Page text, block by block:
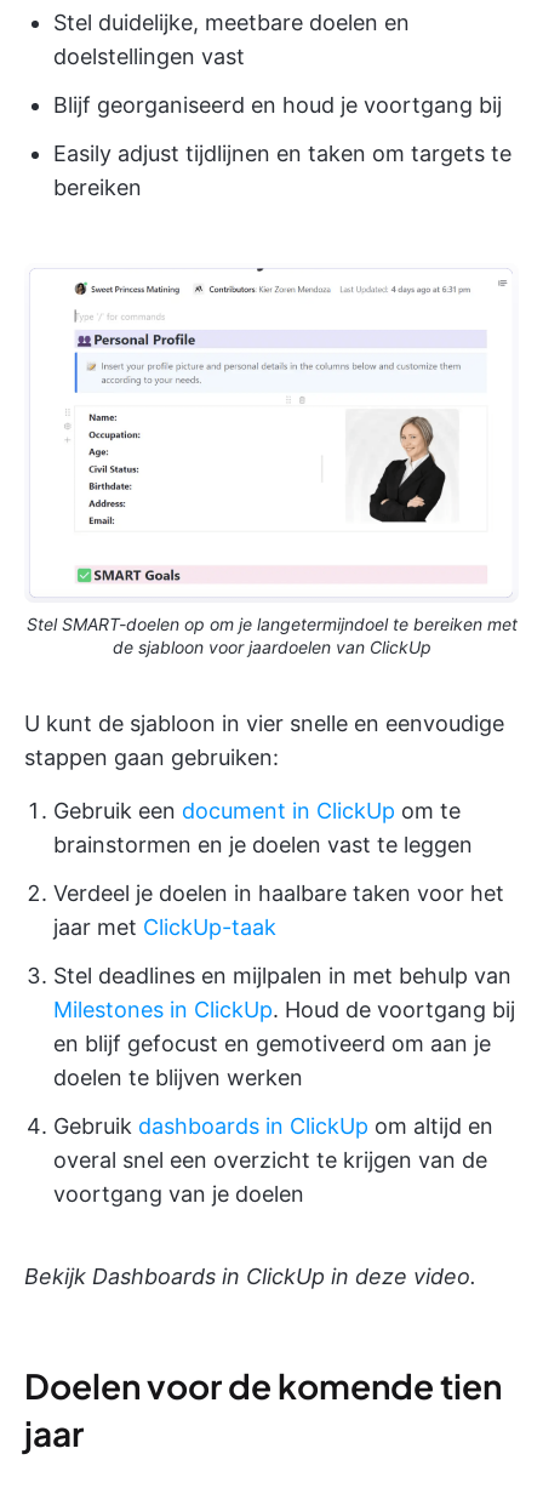
Stel duidelijke, meetbare doelen en
doelstellingen vast
Blijf georganiseerd en houd je voortgang bij
Easily adjust tijdlijnen en taken om targets te
bereiken
Stel SMART-doelen op om je langetermijndoel te bereiken met
de sjabloon voor jaardoelen van ClickUp
U kunt de sjabloon in vier snelle en eenvoudige
stappen gaan gebruiken:
Gebruik een document in ClickUp om te
brainstormen en je doelen vast te leggen
Verdeel je doelen in haalbare taken voor het
jaar met ClickUp-taak
Stel deadlines en mijlpalen in met behulp van
Milestones in ClickUp. Houd de voortgang bij
en blijf gefocust en gemotiveerd om aan je
doelen te blijven werken
Gebruik dashboards in ClickUp om altijd en
overal snel een overzicht te krijgen van de
voortgang van je doelen
Bekijk Dashboards in ClickUp in deze video.
Doelen voor de komende tien
jaar